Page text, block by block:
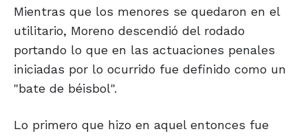
Mientras que los menores se quedaron en el
utilitario, Moreno descendió del rodado
portando lo que en las actuaciones penales
iniciadas por lo ocurrido fue definido como un
"bate de béisbol".
Lo primero que hizo en aquel entonces fue